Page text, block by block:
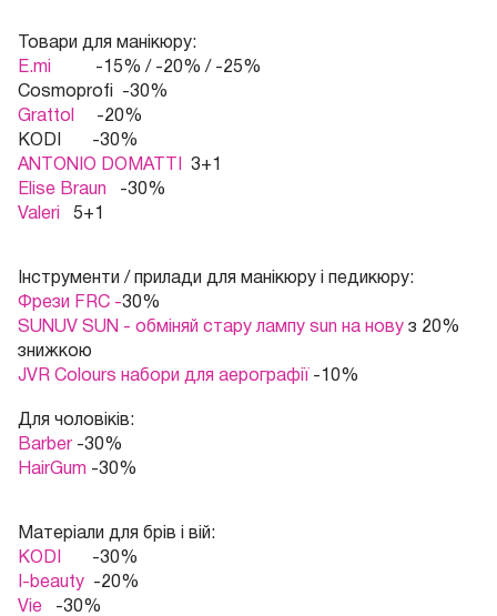
Товари для манікюру:
E.mi
-15% / -20% / -25%
Cosmoprofi -30%
Grattol
-20%
KODI -30%
ANTONIO DOMATTI
3+1
Elise Braun
-30%
Valeri
5+1
Інструменти / прилади для манікюру і педикюру:
Фрези FRC -30%
SUNUV SUN - обміняй стару лампу sun на нову з 20%
знижкою
JVR Colours набори для аерографії -10%
Для чоловіків:
Barber -30%
HairGum -30%
Матеріали для брів і вій :
KODI
-30%
I-beauty
-20%
Vie -30%